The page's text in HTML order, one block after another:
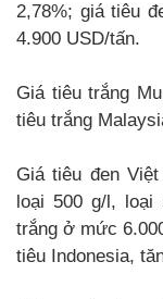
2,78%; giá tiêu
4.900 USD/tấn.
Giá tiêu trắng
tiêu trắng
Giá tiêu đen
loại 500 g/l, loại
trắng ở mức
tiêu Indonesia,